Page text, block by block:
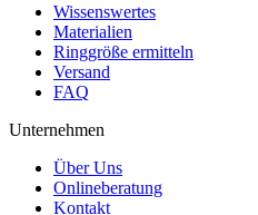
Wissenswertes
Materialien
Ringgröße ermitteln
Versand
FAQ
Unternehmen
Über Uns
Onlineberatung
Kontakt